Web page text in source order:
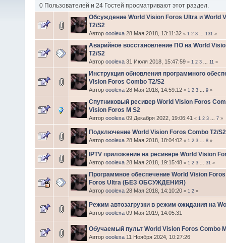
0 Пользователей и 24 Гостей просматривают этот раздел.
Обсуждение World Vision Foros Ultra и World
T2/S2
Автор ooolexa 28 Мая 2018, 13:11:32 « 1 2 3 131 »
Аварийное восстановление ПО на World
T2/S2
Автор ooolexa 31 Июля 2018, 15:47:59 « 1 2 3 11 »
Инструкция обновления программного
Vision Foros Combo T2/S2
Автор ooolexa 28 Мая 2018, 14:59:12 « 1 2 3 9 »
Спутниковый ресивер World Vision Foros
Vision Foros M S2
Автор ooolexa 09 Декабря 2022, 19:06:41 « 1 2 3 7 »
Подключение World Vision Foros Combo T2/S2
Автор ooolexa 28 Мая 2018, 18:04:02 « 1 2 3 8 »
IPTV приложение на ресивере World Vision
Автор ooolexa 28 Мая 2018, 19:15:48 « 1 2 3 31 »
Программное обеспечение World Vision
Foros Ultra (БЕЗ ОБСУЖДЕНИЯ)
Автор ooolexa 28 Мая 2018, 14:10:20 « 1 2 »
Режим автозагрузки в режим ожидания на
Автор ooolexa 09 Мая 2019, 14:05:31
Обучаемый пульт World Vision Foros Combo
Автор ooolexa 11 Ноября 2024, 10:27:26